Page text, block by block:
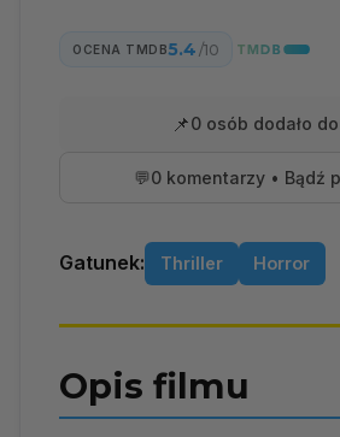
OCENA TMDB5.4 /10
📌0 osób dodało
💬0 komentarzy • Bądź
Gatunek: Thriller Horror
Opis filmu